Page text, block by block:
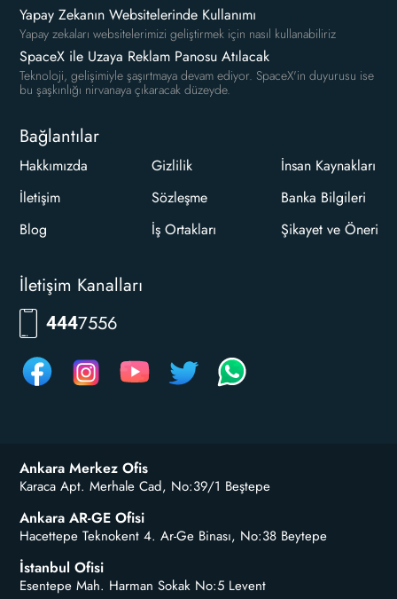
Yapay Zekanın Websitelerinde Kullanımı
Yapay zekaları websitelerimizi geliştirmek için nasıl kullanabiliriz
SpaceX ile Uzaya Reklam Panosu Atılacak
Teknoloji, gelişimiyle şaşırtmaya devam ediyor. SpaceX'in duyurusu ise
bu şaşkınlığı nirvanaya çıkaracak düzeyde.
Bağlantılar
Hakkımızda
İletişim
Blog
Gizlilik
Sözleşme
İş Ortakları
İnsan Kaynakları
Banka Bilgileri
Şikayet ve Öneri
İletişim Kanalları
4447556
Ankara Merkez Ofis
Karaca Apt. Merhale Cad, No:39/1 Beştepe
Ankara AR-GE Ofisi
Hacettepe Teknokent 4. Ar-Ge Binası, No:38 Beytepe
İstanbul Ofisi
Esentepe Mah. Harman Sokak No:5 Levent